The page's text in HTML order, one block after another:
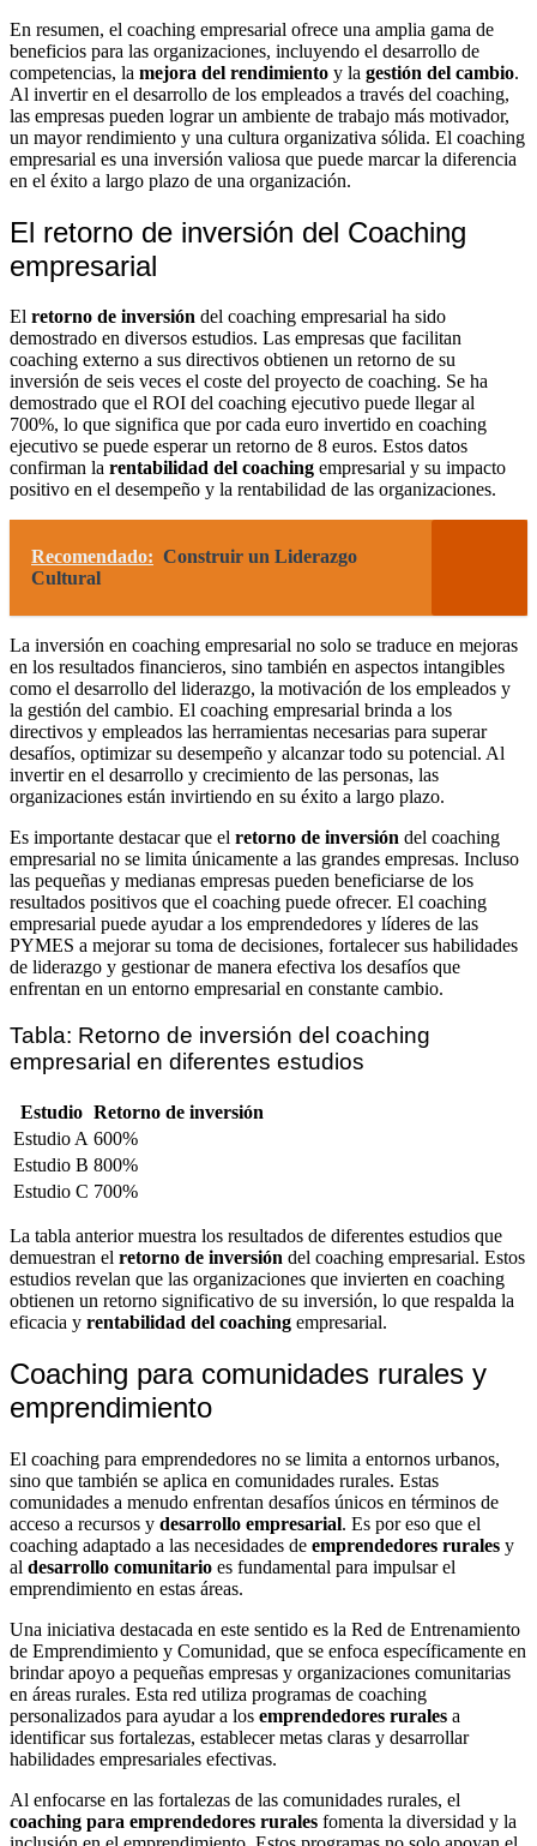
En resumen, el coaching empresarial ofrece una amplia gama de
beneficios para las organizaciones, incluyendo el desarrollo de
competencias, la mejora del rendimiento y la gestión del cambio.
Al invertir en el desarrollo de los empleados a través del coaching,
las empresas pueden lograr un ambiente de trabajo más motivador,
un mayor rendimiento y una cultura organizativa sólida. El coaching
empresarial es una inversión valiosa que puede marcar la diferencia
en el éxito a largo plazo de una organización.
El retorno de inversión del Coaching
empresarial
El retorno de inversión del coaching empresarial ha sido
demostrado en diversos estudios. Las empresas que facilitan
coaching externo a sus directivos obtienen un retorno de su
inversión de seis veces el coste del proyecto de coaching. Se ha
demostrado que el ROI del coaching ejecutivo puede llegar al
700%, lo que significa que por cada euro invertido en coaching
ejecutivo se puede esperar un retorno de 8 euros. Estos datos
confirman la rentabilidad del coaching empresarial y su impacto
positivo en el desempeño y la rentabilidad de las organizaciones.
Recomendado: Construir un Liderazgo
Cultural
La inversión en coaching empresarial no solo se traduce en mejoras
en los resultados financieros, sino también en aspectos intangibles
como el desarrollo del liderazgo, la motivación de los empleados y
la gestión del cambio. El coaching empresarial brinda a los
directivos y empleados las herramientas necesarias para superar
desafíos, optimizar su desempeño y alcanzar todo su potencial. Al
invertir en el desarrollo y crecimiento de las personas, las
organizaciones están invirtiendo en su éxito a largo plazo.
Es importante destacar que el retorno de inversión del coaching
empresarial no se limita únicamente a las grandes empresas. Incluso
las pequeñas y medianas empresas pueden beneficiarse de los
resultados positivos que el coaching puede ofrecer. El coaching
empresarial puede ayudar a los emprendedores y líderes de las
PYMES a mejorar su toma de decisiones, fortalecer sus habilidades
de liderazgo y gestionar de manera efectiva los desafíos que
enfrentan en un entorno empresarial en constante cambio.
Tabla: Retorno de inversión del coaching
empresarial en diferentes estudios
Estudio Retorno de inversión
Estudio A 600%
Estudio B 800%
Estudio C 700%
La tabla anterior muestra los resultados de diferentes estudios que
demuestran el retorno de inversión del coaching empresarial. Estos
estudios revelan que las organizaciones que invierten en coaching
obtienen un retorno significativo de su inversión, lo que respalda la
eficacia y rentabilidad del coaching empresarial.
Coaching para comunidades rurales y
emprendimiento
El coaching para emprendedores no se limita a entornos urbanos,
sino que también se aplica en comunidades rurales. Estas
comunidades a menudo enfrentan desafíos únicos en términos de
acceso a recursos y desarrollo empresarial. Es por eso que el
coaching adaptado a las necesidades de emprendedores rurales y
al desarrollo comunitario es fundamental para impulsar el
emprendimiento en estas áreas.
Una iniciativa destacada en este sentido es la Red de Entrenamiento
de Emprendimiento y Comunidad, que se enfoca específicamente en
brindar apoyo a pequeñas empresas y organizaciones comunitarias
en áreas rurales. Esta red utiliza programas de coaching
personalizados para ayudar a los emprendedores rurales a
identificar sus fortalezas, establecer metas claras y desarrollar
habilidades empresariales efectivas.
Al enfocarse en las fortalezas de las comunidades rurales, el
coaching para emprendedores rurales fomenta la diversidad y la